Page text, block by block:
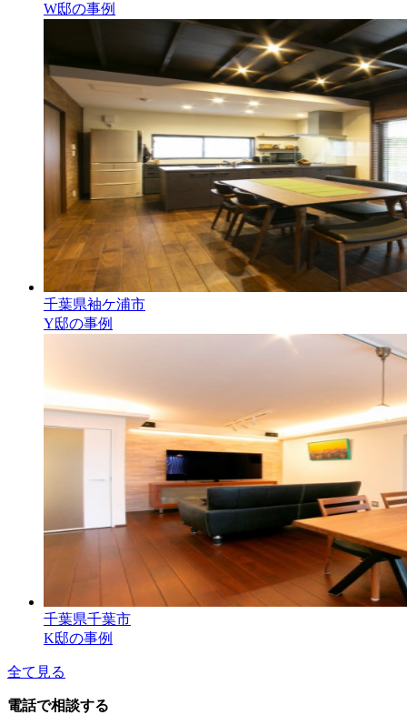
W邸の事例
千葉県袖ケ浦市
Y邸の事例
千葉県千葉市
K邸の事例
全て見る
電話で相談する